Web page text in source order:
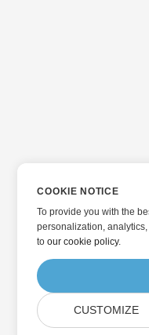
COOKIE NOTICE
To provide you with the
personalization,
toour cookie policy.
CUSTOMIZE